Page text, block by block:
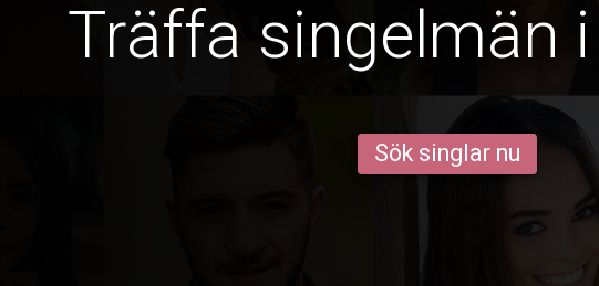
Träffa singelmän
Sök singlar nu